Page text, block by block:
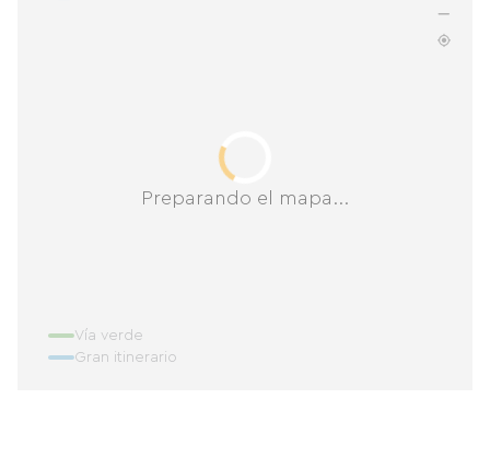
Preparando el mapa...
Vía verde
Gran itinerario